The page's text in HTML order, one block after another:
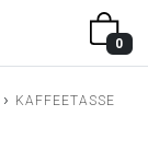
0
› KAFFEETASSE